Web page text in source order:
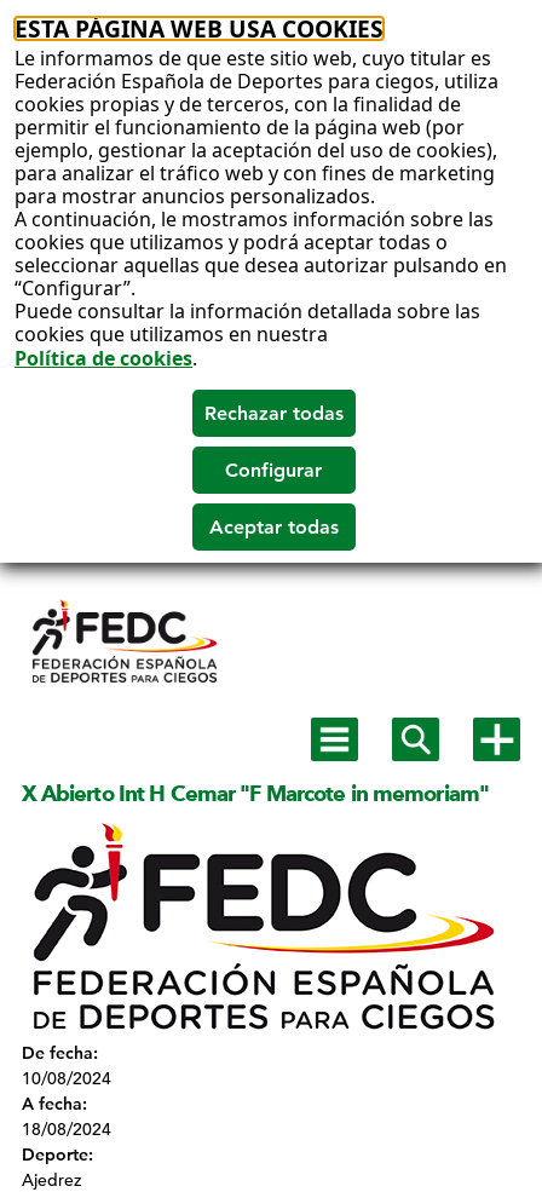
ESTA PÁGINA WEB USA COOKIES
Le informamos de que este sitio web, cuyo titular es
Federación Española de Deportes para ciegos, utiliza
cookies propias y de terceros, con la finalidad de
permitir el funcionamiento de la página web (por
ejemplo, gestionar la aceptación del uso de cookies),
para analizar el tráfico web y con fines de marketing
para mostrar anuncios personalizados.
A continuación, le mostramos información sobre las
cookies que utilizamos y podrá aceptar todas o
seleccionar aquellas que desea autorizar pulsando en
“Configurar”.
Puede consultar la información detallada sobre las
cookies que utilizamos en nuestra
Política de cookies.
Salto a
Mostrar
menú
principal
Mostrar
buscadormás
X Abierto Int H Cemar "F Marcote in memoriam"
De fecha:
10/08/2024
A fecha:
18/08/2024
Deporte:
Ajedrez